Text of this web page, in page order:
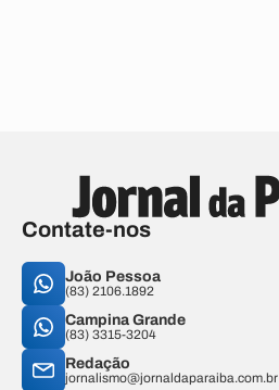
Contate-nos
João Pessoa
(83) 2106.1892
Campina Grande
(83) 3315-3204
Redação
jornalismo@jornaldaparaiba.com.br